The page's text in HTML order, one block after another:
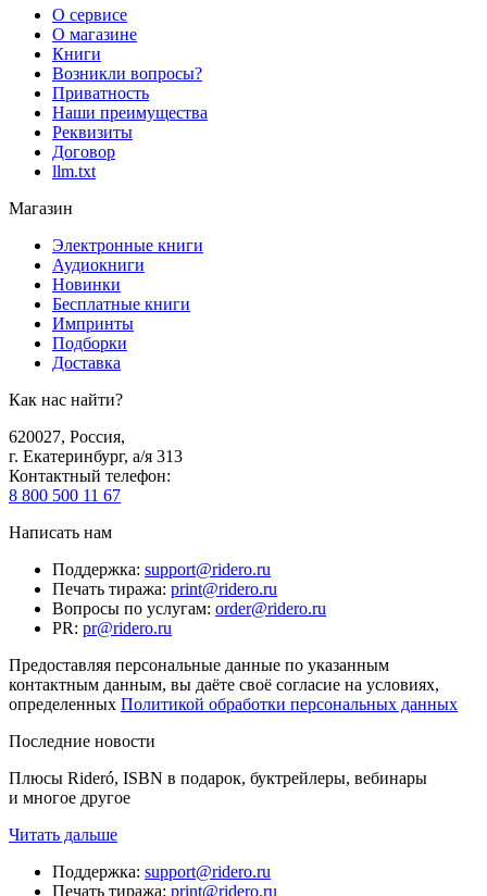
О сервисе
О магазине
Книги
Возникли вопросы?
Приватность
Наши преимущества
Реквизиты
Договор
llm.txt
Магазин
Электронные книги
Аудиокниги
Новинки
Бесплатные книги
Импринты
Подборки
Доставка
Как нас найти?
620027, Россия,
г. Екатеринбург, а/я 313
Контактный телефон:
8 800 500 11 67
Написать нам
Поддержка: support@ridero.ru
Печать тиража: print@ridero.ru
Вопросы по услугам: order@ridero.ru
PR: pr@ridero.ru
Предоставляя персональные данные по указанным
контактным данным, вы даёте своё согласие на условиях,
определенных Политикой обработки персональных данных
Последние новости
Плюсы Rideró, ISBN в подарок, буктрейлеры, вебинары
и многое другое
Читать дальше
Поддержка: support@ridero.ru
Печать тиража: print@ridero.ru